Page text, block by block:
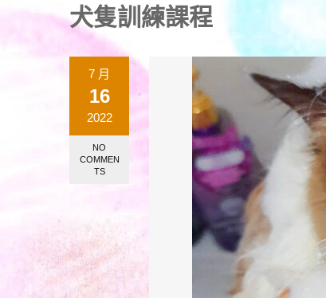
犬隻訓練課程
7 月
16
2022
NO
COMMEN
TS